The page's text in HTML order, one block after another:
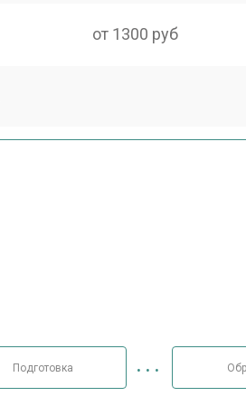
от 1300 руб
Подготовка